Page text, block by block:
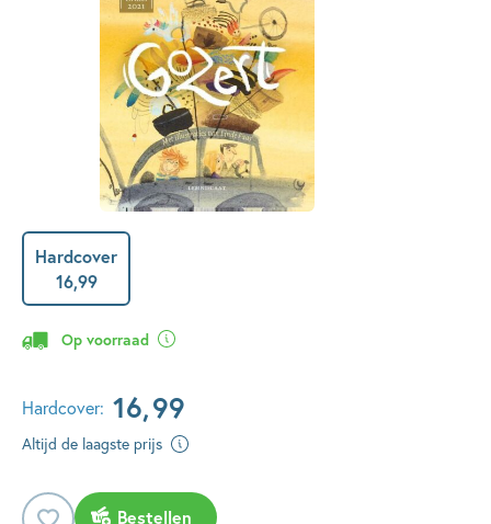
Hardcover
16,99
Op voorraad
Hardcover: 16,99
Altijd de laagste prijs
Bestellen